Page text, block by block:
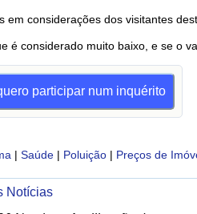
em considerações dos visitantes
é considerado muito baixo, e se o
participar num inquérito
| Saúde | Poluição | Preços de
Notícias